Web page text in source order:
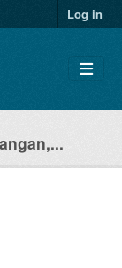
Log in